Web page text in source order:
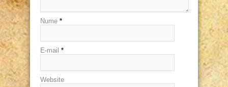
Nume *
E-mail *
Website